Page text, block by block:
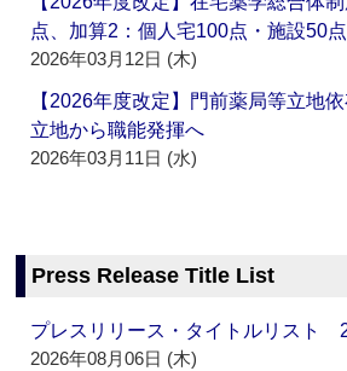
点、加算2：個人宅100点・施設50
2026年03月12日 (木)
【2026年度改定】門前薬局等立地
立地から職能発揮へ
2026年03月11日 (水)
Press Release Title List
プレスリリース・タイトルリスト
2026年08月06日 (木)